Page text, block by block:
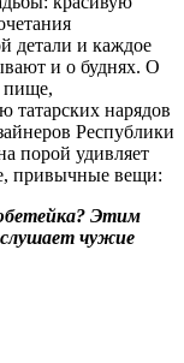
детали и каждое
и о буднях. О
пище,
нарядов
Республики
порой удивляет
привычные вещи:
Этим
чужие